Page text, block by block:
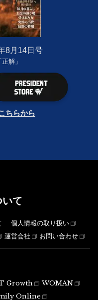
8月14日号
解」
ちらから
て
個人情報の取り扱い
運営会社 お問い合わせ
Growth
WOMAN
Online